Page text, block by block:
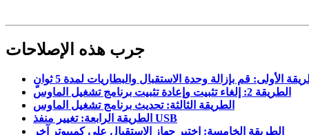
جرب هذه الإصلاحات
الأولى: قم بإزالة وحدة الاستقبال والبطاريات لمدة 5 ثوانٍ
الطريقة 2: إلغاء تثبيت وإعادة تثبيت برنامج تشغيل الماوس
الطريقة الثالثة: تحديث برنامج تشغيل الماوس
الطريقة الرابعة: تغيير منفذ USB
الطريقة الخامسة: اختبر جهاز الاستقبال على كمبيوتر آخر